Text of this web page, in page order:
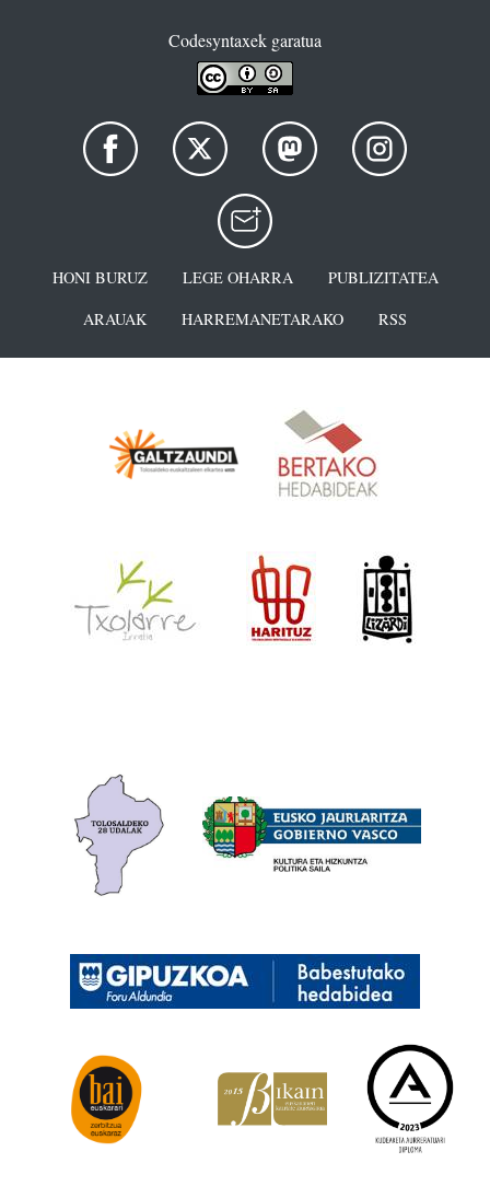
Codesyntaxek garatua
HONI BURUZ LEGE OHARRA
PUBLIZITATEA
ARAUAK
HARREMANETARAKO RSS